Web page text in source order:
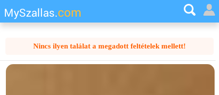
MySzallas.com
Nincs ilyen találat a megadott feltételek mellett!